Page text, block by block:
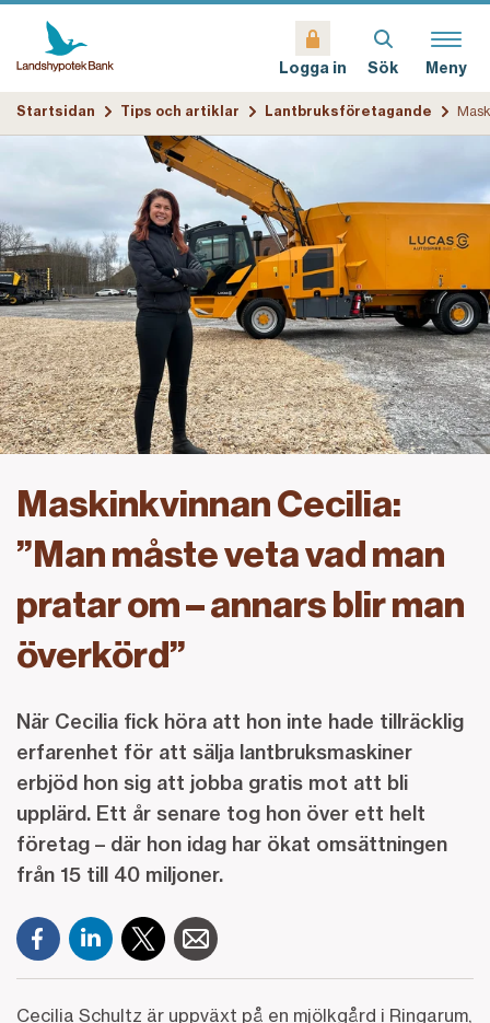
Logga in Sök Meny
Startsidan Tips och artiklar Lantbruksföretagande
Maskinkvinnan Cecilia:
”Man måste veta vad man
pratar om – annars blir man
överkörd”
När Cecilia fick höra att hon inte hade tillräcklig
erfarenhet för att sälja lantbruksmaskiner
erbjöd hon sig att jobba gratis mot att bli
upplärd. Ett år senare tog hon över ett helt
företag – där hon idag har ökat omsättningen
från 15 till 40 miljoner.
Cecilia Schultz är uppväxt på en mjölkgård i Ringarum,